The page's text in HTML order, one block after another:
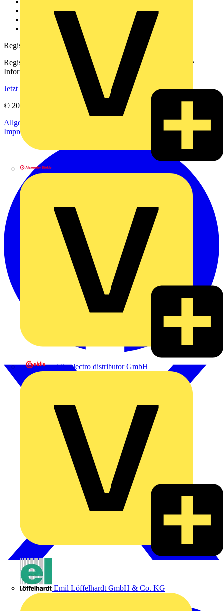
eldis electro distributor GmbH
Emil Löffelhardt GmbH & Co. KG
Downloadbereich (PDFs)
Häufig gestellte Fragen
voltimum.com
Registrierung
Registrieren Sie sich kostenlos und erhalten Sie stets aktuelle
Informationen aus der Elektroindustrie.
Jetzt registrieren
© 2002-
Allgemeine Geschäftsbedingungen
Datenschutzerklärung
Impressum